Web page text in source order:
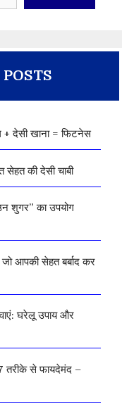
खाना = फिटनेस
सेहत की देसी चाबी
शुगर” का उपयोग
आपकी सेहत बर्बाद कर
घरेलू उपाय और
तरीके से फायदेमंद –